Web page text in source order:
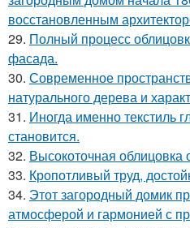
восстановленным
29. Полный процесс
фасада.
30. Современное
натурального дерева и
31. Иногда именно текстиль
становится.
32. Высокоточная облицовка
33. Кропотливый труд,
34. Этот загородный домик
атмосферой и гармонией с